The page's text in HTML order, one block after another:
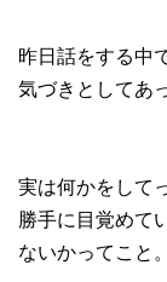
昨日話をする中
気づきとしてあ
実は何かをして
勝手に目覚めて
ないかってこと。